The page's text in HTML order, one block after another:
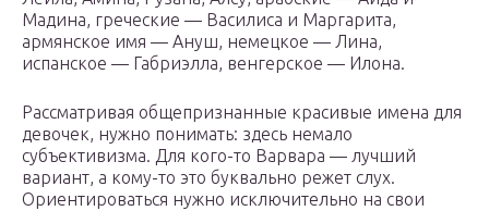
Мадина, греческие — Василиса и Маргарита,
армянское имя — Ануш, немецкое — Лина,
испанское — Габриэлла, венгерское — Илона.
Рассматривая общепризнанные красивые имена для
девочек, нужно понимать: здесь немало
субъективизма. Для кого-то Варвара — лучший
вариант, а кому-то это буквально режет слух.
Ориентироваться нужно исключительно на свои